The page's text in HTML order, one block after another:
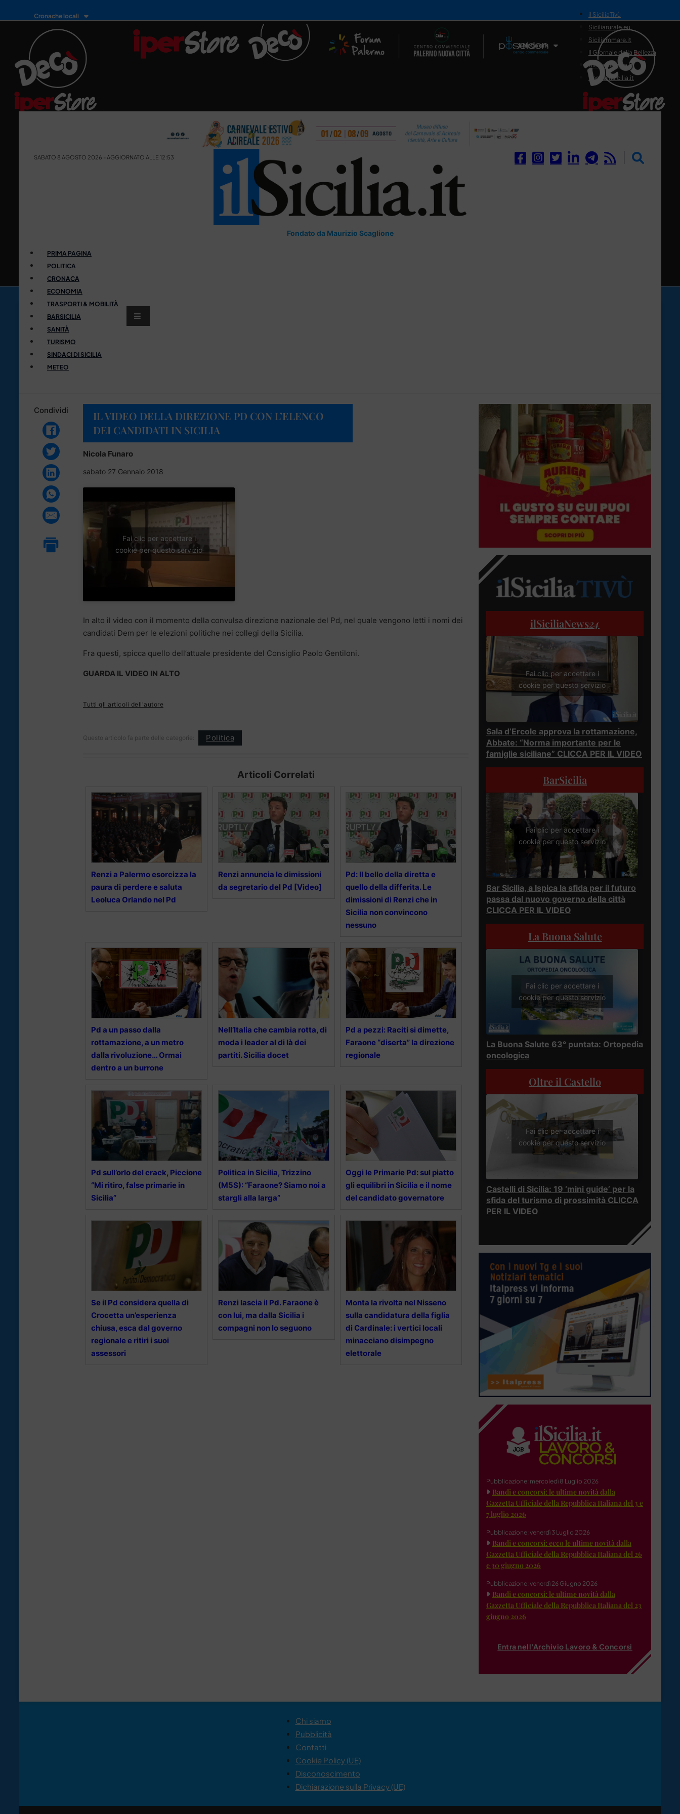
Cronache locali
Il Network
il SiciliaTivù
Siciliarurale.eu
Siciliammare.it
Il Giornale della Bellezza
Siciliamedica.it
Sanitainsicilia.it
SABATO 8 AGOSTO 2026 - AGGIORNATO ALLE 12:53
Fondato da Maurizio Scaglione
PRIMA PAGINA
POLITICA
CRONACA
ECONOMIA
TRASPORTI & MOBILITÀ
BARSICILIA
SANITÀ
TURISMO
SINDACI DI SICILIA
METEO
Condividi
IL VIDEO DELLA DIREZIONE PD CON L’ELENCO
DEI CANDIDATI IN SICILIA
Nicola Funaro
sabato 27 Gennaio 2018
Fai clic per accettare i
cookie per questo servizio
In alto il video con il momento della convulsa direzione nazionale del Pd, nel quale vengono letti i nomi dei
candidati Dem per le elezioni politiche nei collegi della Sicilia.
Fra questi, spicca quello dell’attuale presidente del Consiglio Paolo Gentiloni.
GUARDA IL VIDEO IN ALTO
Tutti gli articoli dell'autore
Questo articolo fa parte delle categorie: Politica
Articoli Correlati
Renzi a Palermo esorcizza la
paura di perdere e saluta
Leoluca Orlando nel Pd
Renzi annuncia le dimissioni
da segretario del Pd [Video]
Pd: Il bello della diretta e
quello della differita. Le
dimissioni di Renzi che in
Sicilia non convincono
nessuno
Pd a un passo dalla
rottamazione, a un metro
dalla rivoluzione… Ormai
dentro a un burrone
Nell’Italia che cambia rotta, di
moda i leader al di là dei
partiti. Sicilia docet
Pd a pezzi: Raciti si dimette,
Faraone “diserta” la direzione
regionale
Pd sull’orlo del crack, Piccione
“Mi ritiro, false primarie in
Sicilia”
Politica in Sicilia, Trizzino
(M5S): “Faraone? Siamo noi a
stargli alla larga”
Oggi le Primarie Pd: sul piatto
gli equilibri in Sicilia e il nome
del candidato governatore
Se il Pd considera quella di
Crocetta un’esperienza
chiusa, esca dal governo
regionale e ritiri i suoi
assessori
Renzi lascia il Pd. Faraone è
con lui, ma dalla Sicilia i
compagni non lo seguono
Monta la rivolta nel Nisseno
sulla candidatura della figlia
di Cardinale: i vertici locali
minacciano disimpegno
elettorale
ilSiciliaNews24
Fai clic per accettare i
cookie per questo servizio
Sala d’Ercole approva la rottamazione,
Abbate: “Norma importante per le
famiglie siciliane” CLICCA PER IL VIDEO
BarSicilia
Fai clic per accettare i
cookie per questo servizio
Bar Sicilia, a Ispica la sfida per il futuro
passa dal nuovo governo della città
CLICCA PER IL VIDEO
La Buona Salute
Fai clic per accettare i
cookie per questo servizio
La Buona Salute 63° puntata: Ortopedia
oncologica
Oltre il Castello
Fai clic per accettare i
cookie per questo servizio
Castelli di Sicilia: 19 ‘mini guide’ per la
sfida del turismo di prossimità CLICCA
PER IL VIDEO
Pubblicazione: mercoledì 8 Luglio 2026
Bandi e concorsi: le ultime novità dalla
Gazzetta Ufficiale della Repubblica Italiana del 3 e
7 luglio 2026
Pubblicazione: venerdì 3 Luglio 2026
Bandi e concorsi: ecco le ultime novità dalla
Gazzetta Ufficiale della Repubblica Italiana del 26
e 30 giugno 2026
Pubblicazione: venerdì 26 Giugno 2026
Bandi e concorsi: le ultime novità dalla
Gazzetta Ufficiale della Repubblica Italiana del 23
giugno 2026
Entra nell'Archivio Lavoro & Concorsi
Chi siamo
Pubblicità
Contatti
Cookie Policy (UE)
Disconoscimento
Dichiarazione sulla Privacy (UE)